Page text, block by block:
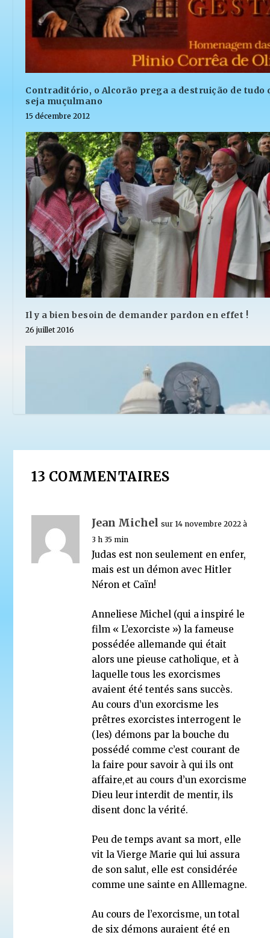
Contraditório, o Alcorão prega a destruição de tudo
seja muçulmano
15 décembre 2012
Il y a bien besoin de demander pardon en effet !
26 juillet 2016
« La face cachée de l’ONU », par Mgr Michel
27 janvier 2015
13 COMMENTAIRES
Jean Michel sur 14 novembre 2022 à
3 h 35 min
Judas est non seulement en enfer,
mais est un démon avec Hitler
Néron et Caïn!
Anneliese Michel (qui a inspiré le
film « L’exorciste ») la fameuse
possédée allemande qui était
alors une pieuse catholique, et à
laquelle tous les exorcismes
avaient été tentés sans succès.
Au cours d’un exorcisme les
prêtres exorcistes interrogent le
(les) démons par la bouche du
possédé comme c’est courant de
la faire pour savoir à qui ils ont
affaire,et au cours d’un exorcisme
Dieu leur interdit de mentir, ils
disent donc la vérité.
Peu de temps avant sa mort, elle
vit la Vierge Marie qui lui assura
de son salut, elle est considérée
comme une sainte en Alllemagne.
Au cours de l’exorcisme, un total
de six démons auraient été en